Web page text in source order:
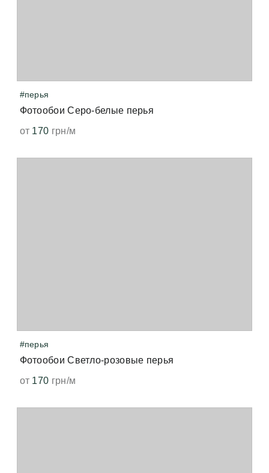
#перья
Фотообои Серо-белые перья
от 170 грн/м
#перья
Фотообои Светло-розовые перья
от 170 грн/м